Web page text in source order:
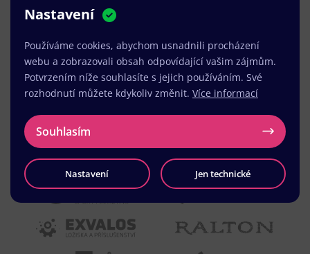
VENART s.r.o.
Nastavení
Používáme cookies, abychom usnadnili procházení
webu a zobrazovali obsah odpovídající vašim zájmům.
Potvrzením níže souhlasíte s jejich používáním. Své
rozhodnutí můžete kdykoliv změnit. Více informací
Souhlasím
Nastavení Jen technické